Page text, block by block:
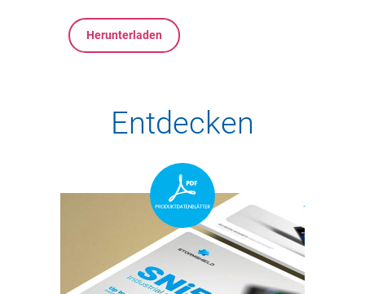
Herunterladen
Entdecken